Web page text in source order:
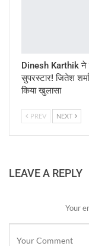
Dinesh Karthik ने
सुपरस्टार! जितेश
किया खुलासा
PREV NEXT
LEAVE A REPLY
Your